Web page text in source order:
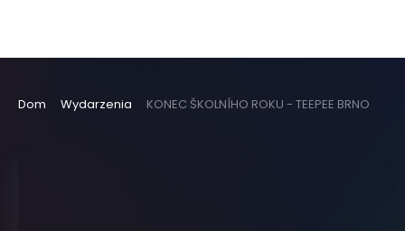
Dom Wydarzenia KONEC ŠKOLNÍHO ROKU - TEEPEE BRNO